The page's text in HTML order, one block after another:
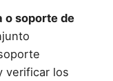
o soporte de
verificar los